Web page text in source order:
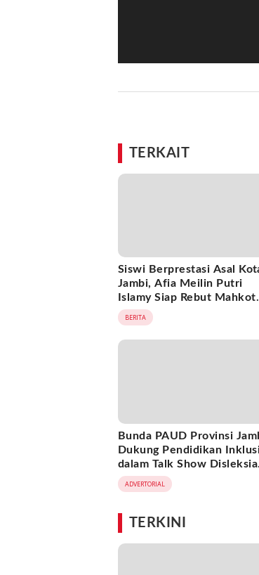
TERKAIT
Siswi Berprestasi Asal
Jambi, Afia Meilin Putri
Islamy Siap Rebut
Putri Jambi 2026
BERITA
Bunda PAUD Provinsi
Dukung Pendidikan
dalam Talk Show Disleksia
Perdana di Provinsi Jambi
ADVERTORIAL
TERKINI